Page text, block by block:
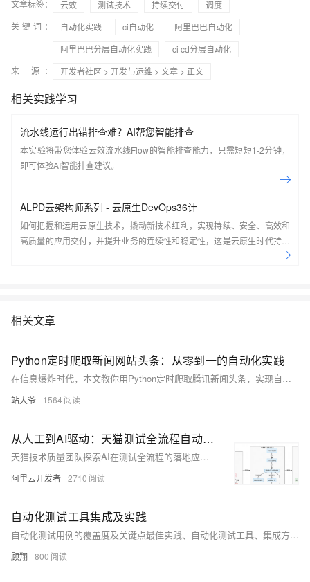
文章标签： 云效 测试技术 持续交付
调度
关键词：
自动化实践 ci自动化
阿里巴巴自动化
阿里巴巴分层自动化实践
ci cd分层自动化
来 源：
开发者社区 > 开发与运维 > 文章 > 正文
相关实践学习
流水线运行出错排查难？AI帮您智能排查
本实验将带您体验云效流水线Flow的智能排查能力，只需短短1-2分钟，
即可体验AI智能排查建议。
ALPD云架构师系列 - 云原生DevOps36计
如何把握和运用云原生技术，撬动新技术红利，实现持续、安全、高效和
高质量的应用交付，并提升业务的连续性和稳定性，这是云原生时代持续
交付共同面对的机会和挑战。本课程由阿里云开发者学堂和阿里云云效共
系统知识：全局视角看软件研发生命周期，系统学习DevOps实践技能 课
可靠高效的应用发布体系 持续交付：建立团队协同交付的流程和流水线 质
量守护：构建和维护测试和质量守护体系 安全保障：打造可信交付的安全
相关文章
Python定时爬取新闻网站头条：从零到一的自动化实践
在信息爆炸时代，本文教你用Python定时爬取腾讯新闻头条，实现自动化监控。涵盖请求、解析、存储、去重、代理及异常通知，助你构建高效新闻采集系统，适用于金融、电商、媒体等场景。（238字）
站大爷 1564
从人工到AI驱动：天猫测试全流程自动化变革实践
天猫技术质量团队探索AI在测试全流程的落地应用，覆盖需求解析、用例生成、数据构造、执行验证等核心环节。通过AI+自然语言驱动，实现测试自动化、可溯化与可管理化，在用例生成、数据构造和执行校验中显著提效，推动测试体系从人工迈向AI全流程自动化，提升效率40%以上，用例覆盖超70%，并构建行业级知识资产沉淀平台。
阿里云开发者 2710
自动化测试工具集成及实践
自动化测试用例的覆盖度及关键点最佳实践、自动化测试工具、集成方法、自动化脚本编写等（兼容多语言（Java、Python、Go、C++、C#等）、多框架（Spring、React、Vue等））
顾翔 800